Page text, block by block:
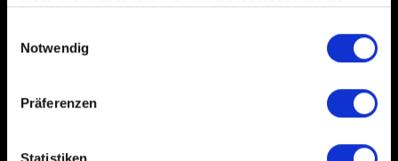
Trigger Symbol ändern oder widerrufen
Informationen über Ihre geografische Lage
können
Notwendig
Präferenzen
Statistiken